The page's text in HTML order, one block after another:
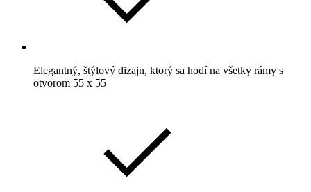
Elegantný, štýlový dizajn, ktorý sa hodí na všetky rámy s
otvorom 55 x 55